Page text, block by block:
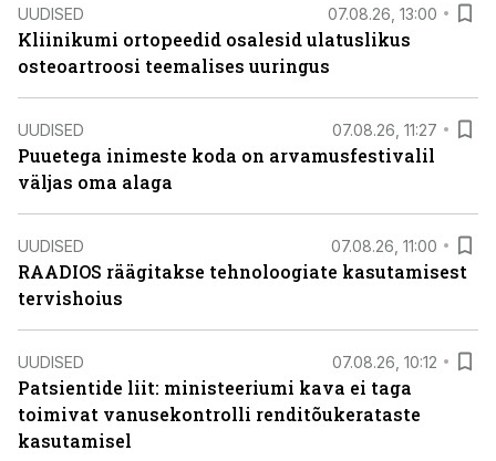
UUDISED 07.08.26, 13:00
Kliinikumi ortopeedid osalesid ulatuslikus
osteoartroosi teemalises uuringus
UUDISED 07.08.26, 11:27
Puuetega inimeste koda on arvamusfestivalil
väljas oma alaga
UUDISED 07.08.26, 11:00
RAADIOS räägitakse tehnoloogiate kasutamisest
tervishoius
UUDISED 07.08.26, 10:12
Patsientide liit: ministeeriumi kava ei taga
toimivat vanusekontrolli renditõukerataste
kasutamisel